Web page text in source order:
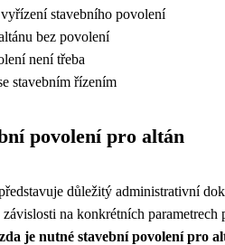
stavebního povolení
bez povolení
není třeba
stavebním řízením
povolení pro altán
důležitý administrativní
na konkrétních parametrech
je nutné stavební povolení pro